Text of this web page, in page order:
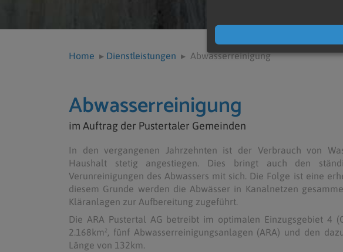
Home ▸ Dienstleistungen ▸ Abwasserreinigung
Abwasserreinigung
im Auftrag der Pustertaler Gemeinden
In den vergangenen Jahrzehnten ist der Verbrauch von
Haushalt stetig angestiegen. Dies bringt auch den
Verunreinigungen des Abwassers mit sich. Die Folge ist eine
diesem Grunde werden die Abwässer in Kanalnetzen
Kläranlagen zur Aufbereitung zugeführt.
Die ARA Pustertal AG betreibt im optimalen Einzugsgebiet 4
2.168km², fünf Abwasserreinigungsanlagen (ARA) und den
Länge von 132km.